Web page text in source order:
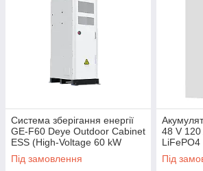
Система зберігання енергії
GE-F60 Deye Outdoor Cabinet
ESS (High-Voltage 60 kW
LiFePO4 51,2V 100Ah
614.4Wh)
Під замовлення
48 V 120
LiFePO4
Під